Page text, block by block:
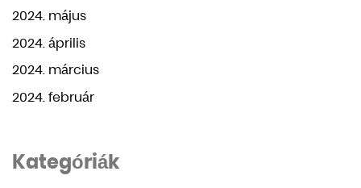
2024. május
2024. április
2024. március
2024. február
Kategóriák